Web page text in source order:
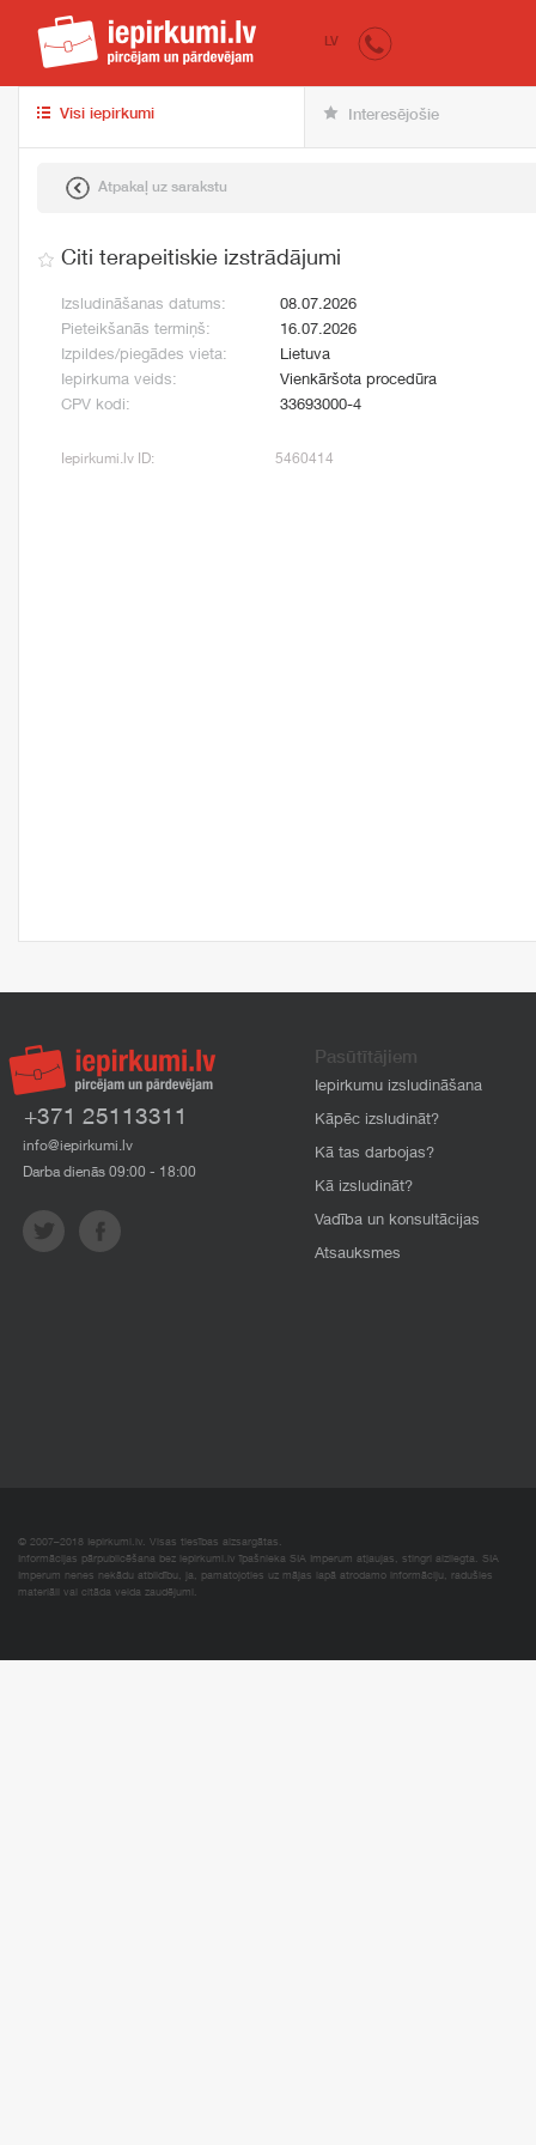
iepirkumi.lv
LV
Visi iepirkumi Interesējošie
Atpakaļ uz sarakstu
Citi terapeitiskie izstrādājumi
Izsludināšanas datums:
08.07.2026
Pieteikšanās termiņš:
16.07.2026
Izpildes/piegādes vieta:
Lietuva
Iepirkuma veids:
Vienkāršota procedūra
CPV kodi:
33693000-4
Iepirkumi.lv ID: 5460414
+371 25113311
info@iepirkumi.lv
Darba dienās 09:00 - 18:00
Pasūtītājiem
Iepirkumu izsludināšana
Kāpēc izsludināt?
Kā tas darbojas?
Kā izsludināt?
Vadība un konsultācijas
Atsauksmes
© 2007–2018 Iepirkumi.lv. Visas tiesības aizsargātas.
Informācijas pārpublicēšana bez iepirkumi.lv īpašnieka SIA Imperum atļaujas, stingri aizliegta. SIA
Imperum nenes nekādu atbildību, ja, pamatojoties uz mājas lapā atrodamo informāciju, radušies
materiāli vai citāda veida zaudējumi.